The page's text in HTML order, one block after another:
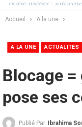
Accueil A la une
A LA UNE ACTUALITÉS
Blocage =
pose ses
Publié Par Ibrahima Sory